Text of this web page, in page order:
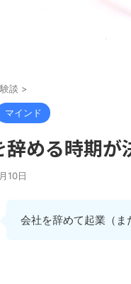
談 >
マインド
辞める時期が
10日
会社を辞めて起業（ま